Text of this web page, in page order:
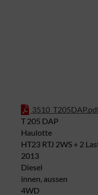
T 205 DAP
Haulotte
HT23 RTJ 2WS + 2
2013
Diesel
innen, aussen
4WD